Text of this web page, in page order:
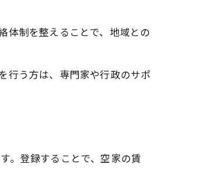
体制を整えることで、地域との
行う方は、専門家や行政のサポ
。登録することで、空家の賃